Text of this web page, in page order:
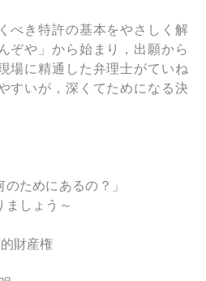
べき特許の基本をやさしく解
ぞや」から始まり，出願から
場に精通した弁理士がていね
すいが，深くてためになる決
のためにあるの？」
ましょう～
財産権